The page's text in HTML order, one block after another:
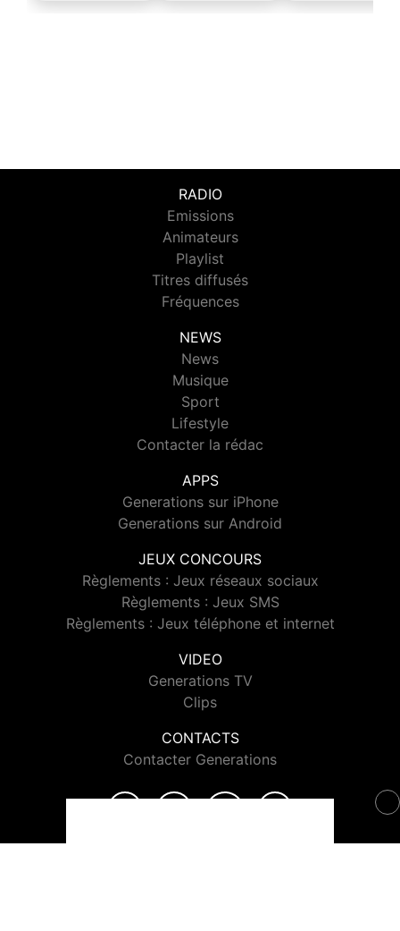
RADIO
Emissions
Animateurs
Playlist
Titres diffusés
Fréquences
NEWS
News
Musique
Sport
Lifestyle
Contacter la rédac
APPS
Generations sur iPhone
Generations sur Android
JEUX CONCOURS
Règlements : Jeux réseaux sociaux
Règlements : Jeux SMS
Règlements : Jeux téléphone et internet
VIDEO
Generations TV
Clips
CONTACTS
Contacter Generations